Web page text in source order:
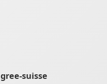
gree-suisse